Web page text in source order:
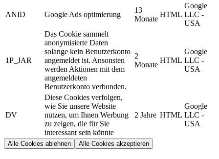
ANID Google Ads optimierung
13
Monate
HTML
Google
LLC -
USA
1P_JAR
Das Cookie sammelt
anonymisierte Daten
solange kein Benutzerkonto
angemeldet ist. Ansonsten
werden Aktionen mit dem
angemeldeten
Benutzerkonto verbunden.
2
Monate
HTML
Google
LLC -
USA
DV
Diese Cookies verfolgen,
wie Sie unsere Website
nutzen, um Ihnen Werbung
zu zeigen, die für Sie
interessant sein könnte
2 Jahre HTML
Google
LLC -
USA
Alle Cookies ablehnen Alle Cookies akzeptieren